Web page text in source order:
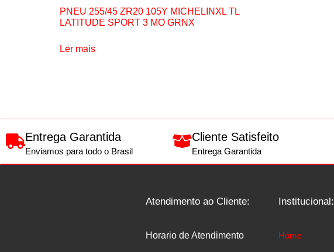
PNEU 255/45 ZR20 105Y MICHELINXL TL
LATITUDE SPORT 3 MO GRNX
Ler mais
Entrega Garantida
Enviamos para todo o Brasil
Cliente Satisfeito
Entrega Garantida
Atendimento ao Cliente:
Horario de Atendimento
Institucional:
Home